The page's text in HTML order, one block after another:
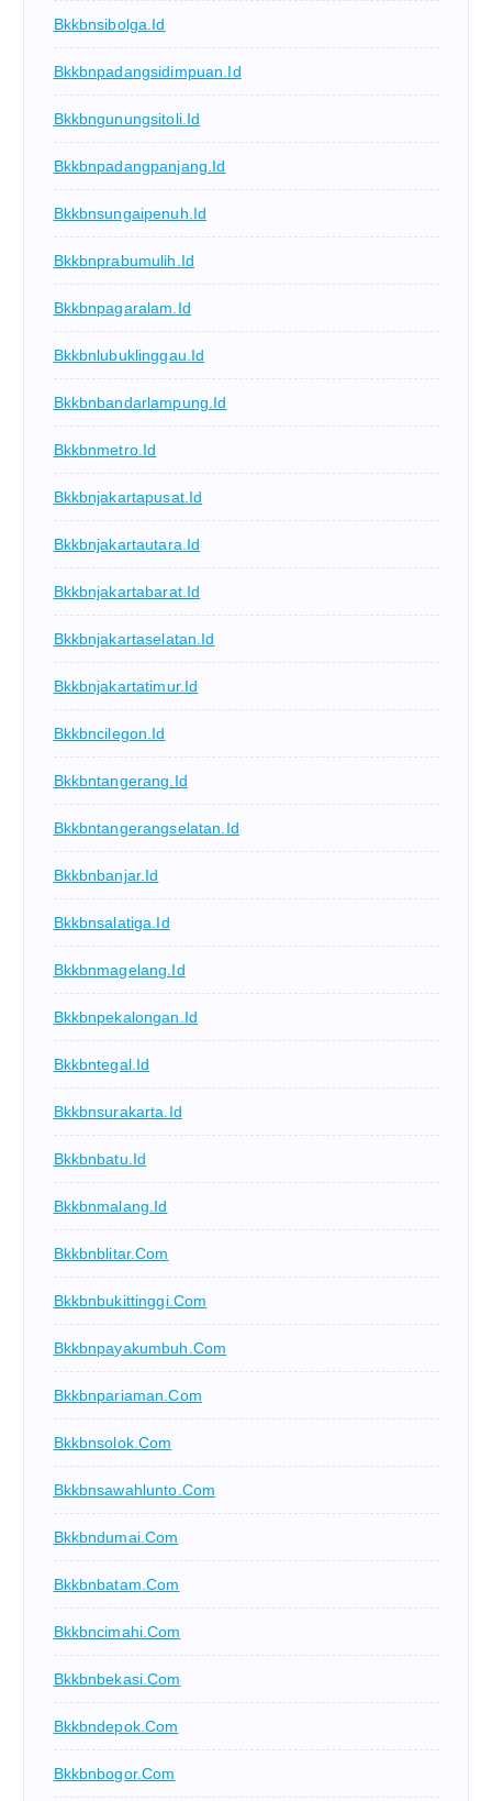
Bkkbnsibolga.id
Bkkbnpadangsidimpuan.id
Bkkbngunungsitoli.id
Bkkbnpadangpanjang.id
Bkkbnsungaipenuh.id
Bkkbnprabumulih.id
Bkkbnpagaralam.id
Bkkbnlubuklinggau.id
Bkkbnbandarlampung.id
Bkkbnmetro.id
Bkkbnjakartapusat.id
Bkkbnjakartautara.id
Bkkbnjakartabarat.id
Bkkbnjakartaselatan.id
Bkkbnjakartatimur.id
Bkkbncilegon.id
Bkkbntangerang.id
Bkkbntangerangselatan.id
Bkkbnbanjar.id
Bkkbnsalatiga.id
Bkkbnmagelang.id
Bkkbnpekalongan.id
Bkkbntegal.id
Bkkbnsurakarta.id
Bkkbnbatu.id
Bkkbnmalang.id
Bkkbnblitar.com
Bkkbnbukittinggi.com
Bkkbnpayakumbuh.com
Bkkbnpariaman.com
Bkkbnsolok.com
Bkkbnsawahlunto.com
Bkkbndumai.com
Bkkbnbatam.com
Bkkbncimahi.com
Bkkbnbekasi.com
Bkkbndepok.com
Bkkbnbogor.com